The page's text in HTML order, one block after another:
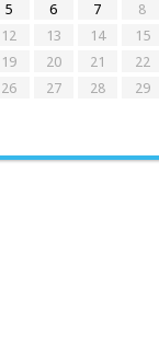
5 6 7 8
12 13 14 15
19 20 21 22
26 27 28 29